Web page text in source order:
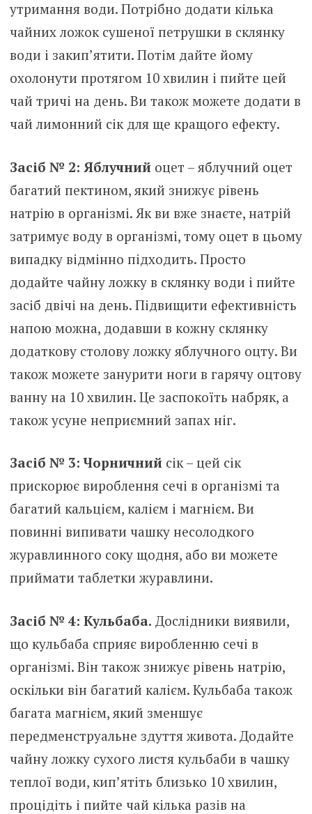
утримання води. Потрібно додати кілька
чайних ложок сушеної петрушки в склянку
води і закип’ятити. Потім дайте йому
охолонути протягом 10 хвилин і пийте цей
чай тричі на день. Ви також можете додати в
чай ​​лимонний сік для ще кращого ефекту.
Засіб № 2: Яблучнийоцет – яблучний оцет
багатий пектином, який знижує рівень
натрію в організмі. Як ви вже знаєте, натрій
затримує воду в організмі, тому оцет в цьому
випадку відмінно підходить. Просто
додайте чайну ложку в склянку води і пийте
засіб двічі на день. Підвищити ефективність
напою можна, додавши в кожну склянку
додаткову столову ложку яблучного оцту. Ви
також можете занурити ноги в гарячу оцтову
ванну на 10 хвилин. Це заспокоїть набряк, а
також усуне неприємний запах ніг.
Засіб № 3: Чорничнийсік – цей сік
прискорює вироблення сечі в організмі та
багатий кальцієм, калієм і магнієм. Ви
повинні випивати чашку несолодкого
журавлинного соку щодня, або ви можете
приймати таблетки журавлини.
Засіб № 4: Кульбаба. Дослідники виявили,
що кульбаба сприяє виробленню сечі в
організмі. Він також знижує рівень натрію,
оскільки він багатий калієм. Кульбаба також
багата магнієм, який зменшує
передменструальне здуття живота. Додайте
чайну ложку сухого листя кульбаби в чашку
теплої води, кип’ятіть близько 10 хвилин,
процідіть і пийте чай кілька разів на